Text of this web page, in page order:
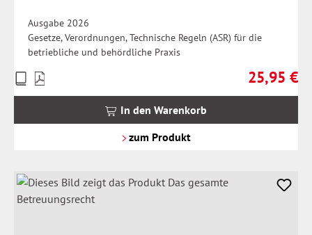
Ausgabe 2026
Gesetze, Verordnungen, Technische Regeln (ASR) für die
betriebliche und behördliche Praxis
Regulärer
25,95 €
Preise
inkl.
In den Warenkorb
zum Produkt